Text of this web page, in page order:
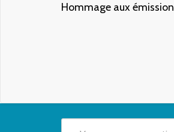
Hommage aux